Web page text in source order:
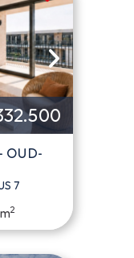
OUD-
7
2